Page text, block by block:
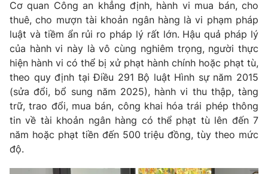
Tổng đài VTV:
024.38 355 931 - 024.38 355 932
Ðiện thoại Thời báo VTV: 024.66 897 897
Email:toasoan@vtv.vn
Liên hệ quảng cáo:024-7300.7108
Cơ quan Công an khẳng định, hành vi mua bán, cho
thuê, cho mượn tài khoản ngân hàng là vi phạm pháp
luật và tiềm ẩn rủi ro pháp lý rất lớn. Hậu quả pháp lý
của hành vi này là vô cùng nghiêm trọng, người thực
hiện hành vi có thể bị xử phạt hành chính hoặc phạt tù,
theo quy định tại Điều 291 Bộ luật Hình sự năm 2015
(sửa đổi, bổ sung năm 2025), hành vi thu thập, tàng
trữ, trao đổi, mua bán, công khai hóa trái phép thông
tin về tài khoản ngân hàng có thể phạt tù lên đến 7
năm hoặc phạt tiền đến 500 triệu đồng, tùy theo mức
độ.